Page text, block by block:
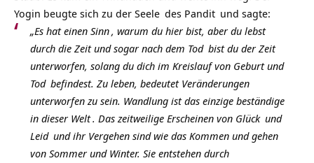
Yogin beugte sich zu der Seele des Pandit und sagte:
„Es hat einen Sinn, warum du hier bist, aber du lebst
durch die Zeit und sogar nach dem Tod bist du derZeit
unterworfen, solang du dich im Kreislauf von Geburt und
Tod befindest. Zu leben, bedeutet Veränderungen
unterworfen zu sein. Wandlung ist das einzige beständige
in dieser Welt. Das zeitweilige Erscheinen von Glück und
Leid und ihr Vergehen sind wie das Kommen und gehen
von Sommer und Winter. Sie entstehen durch